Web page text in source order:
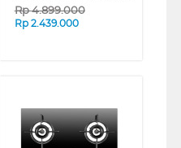
Rp4.899.000
Rp 2.439.000